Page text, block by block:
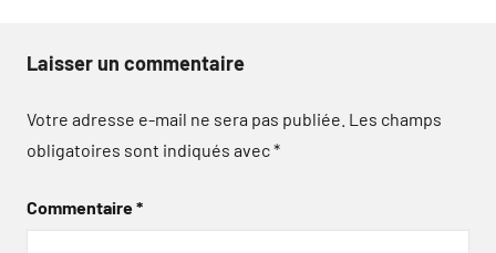
Laisser un commentaire
Votre adresse e-mail ne sera pas publiée. Les champs
obligatoires sont indiqués avec*
Commentaire*